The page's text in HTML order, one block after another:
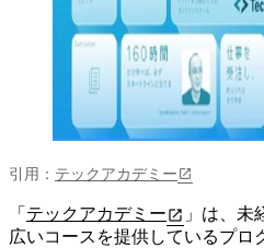
引用： テックアカデミー
「 テックアカデミー
」は、未
広いコースを提供しているプロ